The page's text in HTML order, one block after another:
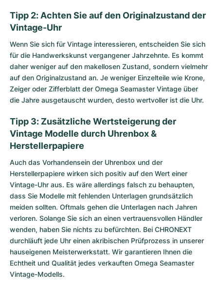
Tipp 2: Achten Sie auf den Originalzustand der
Vintage-Uhr
Wenn Sie sich für Vintage interessieren, entscheiden Sie sich
für die Handwerkskunst vergangener Jahrzehnte. Es kommt
daher weniger auf den makellosen Zustand, sondern vielmehr
auf den Originalzustand an. Je weniger Einzelteile wie Krone,
Zeiger oder Zifferblatt der Omega Seamaster Vintage über
die Jahre ausgetauscht wurden, desto wertvoller ist die Uhr.
Tipp 3: Zusätzliche Wertsteigerung der
Vintage Modelle durch Uhrenbox &
Herstellerpapiere
Auch das Vorhandensein der Uhrenbox und der
Herstellerpapiere wirken sich positiv auf den Wert einer
Vintage-Uhr aus. Es wäre allerdings falsch zu behaupten,
dass Sie Modelle mit fehlenden Unterlagen grundsätzlich
meiden sollten. Oftmals gehen die Unterlagen nach Jahren
verloren. Solange Sie sich an einen vertrauensvollen Händler
wenden, haben Sie nichts zu befürchten. Bei CHRONEXT
durchläuft jede Uhr einen akribischen Prüfprozess in unserer
hauseigenen Meisterwerkstatt. Wir garantieren Ihnen die
Echtheit und Qualität jedes verkauften Omega Seamaster
Vintage-Modells.